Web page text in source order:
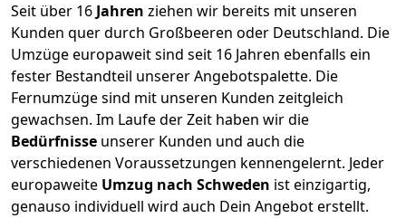
Seit über 16 Jahren ziehen wir bereits mit unseren
Kunden quer durch Großbeeren oder Deutschland. Die
Umzüge europaweit sind seit 16 Jahren ebenfalls ein
fester Bestandteil unserer Angebotspalette. Die
Fernumzüge sind mit unseren Kunden zeitgleich
gewachsen. Im Laufe der Zeit haben wir die
Bedürfnisse unserer Kunden und auch die
verschiedenen Voraussetzungen kennengelernt. Jeder
europaweite Umzug nach Schweden ist einzigartig,
genauso individuell wird auch Dein Angebot erstellt.